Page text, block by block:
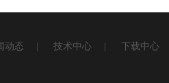
动态 技术中心 下载中心